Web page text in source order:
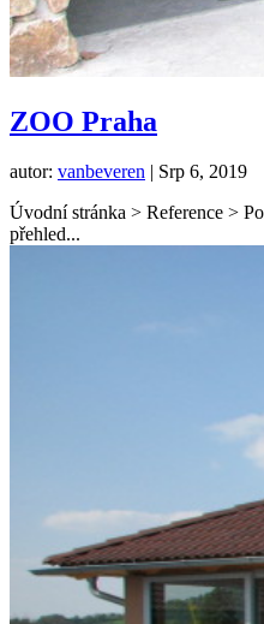
ZOO Praha
autor: vanbeveren | Srp 6, 2019
Úvodní stránka > Reference >
přehled...